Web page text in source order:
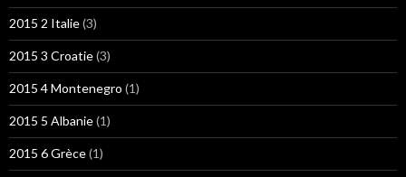
2015 2 Italie(3)
2015 3 Croatie(3)
2015 4 Montenegro (1)
2015 5 Albanie(1)
2015 6 Grèce(1)